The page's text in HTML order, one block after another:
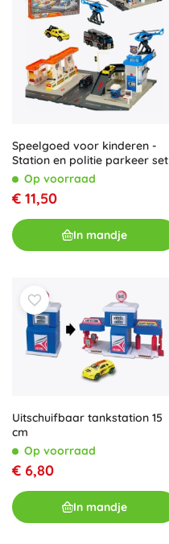
Speelgoed voor kinderen -
Station en politie parkeer set
Op voorraad
€ 11,50
In mandje
Uitschuifbaar tankstation 15
cm
Op voorraad
€ 6,80
In mandje